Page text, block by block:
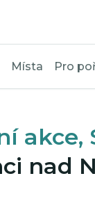
Místa Pro
akce,
nad